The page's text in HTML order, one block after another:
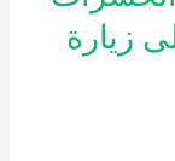
على زيارة